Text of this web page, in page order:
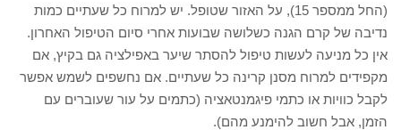
(החל ממספר 15), על האזור שטופל. יש למרוח כל שעתיים כמות
נדיבה של קרם הגנה כשלושה שבועות אחרי סיום הטיפול האחרון.
אין כל מניעה לעשות טיפול להסתר שיער באפילציה גם בקיץ, אם
מקפידים למרוח מסנן קרינה כל שעתיים. אם נחשפים לשמש אפשר
לקבל כוויות או כתמי פיגמנטאציה (כתמים על עור שעוברים עם
הזמן, אבל חשוב להימנע מהם).